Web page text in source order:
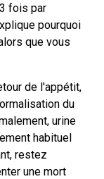
fois par
pourquoi
que vous
de l'appétit,
du
urine
habituel
restez
une mort